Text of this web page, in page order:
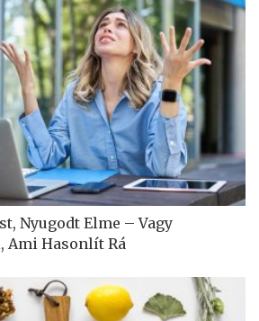
Nyugodt Elme – Vagy
Ami Hasonlít Rá